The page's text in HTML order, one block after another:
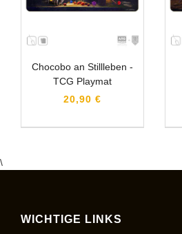
Chocobo an Stillleben -
TCG Playmat
20,90 €
\
WICHTIGE LINKS